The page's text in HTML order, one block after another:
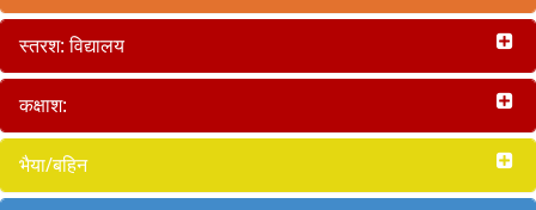
स्तरश: विद्यालय
कक्षाश:
भैया/बहिन